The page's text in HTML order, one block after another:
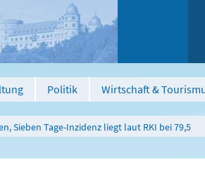
Politik Wirtschaft &
Sieben Tage-Inzidenz liegt laut RKI bei 79,5